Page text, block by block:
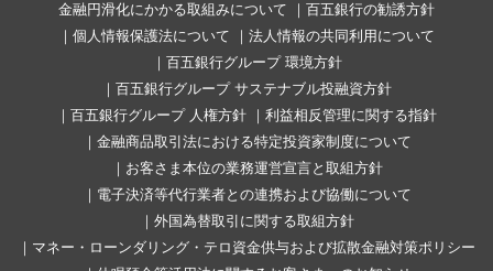
金融円滑化にかかる取組みについて
百五銀行の勧誘方針
個人情報保護法について
法人情報の共同利用について
百五銀行グループ 環境方針
百五銀行グループ サステナブル投融資方針
百五銀行グループ 人権方針
利益相反管理に関する指針
金融商品取引法における特定投資家制度について
お客さま本位の業務運営宣言と取組方針
電子決済等代行業者との連携および協働について
外国為替取引に関する取組方針
マネー・ローンダリング・テロ資金供与および拡散金融対策ポリシー